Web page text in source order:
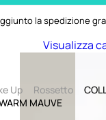
la spedizione
Visualizza
Up Rossetto
MAUVE